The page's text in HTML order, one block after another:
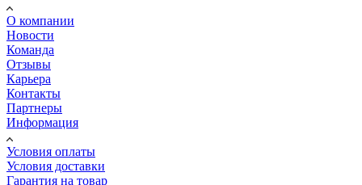
О компании
Новости
Команда
Отзывы
Карьера
Контакты
Партнеры
Информация
Условия оплаты
Условия доставки
Гарантия на товар